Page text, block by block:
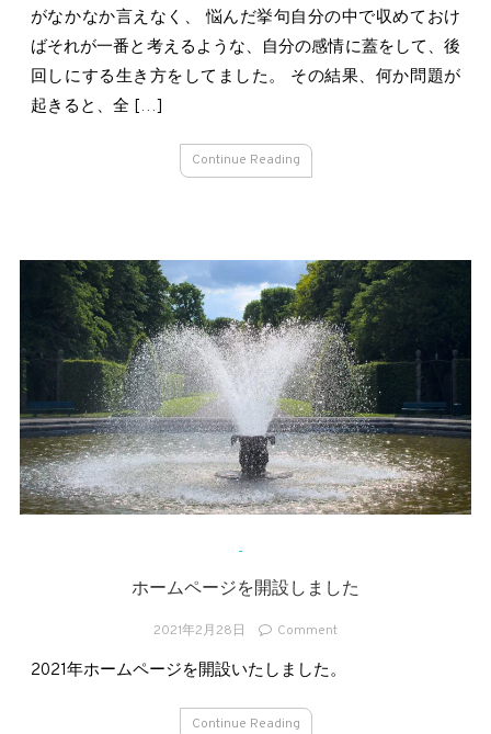
め
ま
し
て
がなかなか言えなく、 悩んだ挙句自分の中で収めておけ
ばそれが一番と考えるような、自分の感情に蓋をして、後
回しにする生き方をしてました。 その結果、何か問題が
起きると、全 […]
Continue Reading
-
ホームページを開設しました
2021年2月28日 Commenton
2021年ホームページを開設いたしました。
Continue Reading